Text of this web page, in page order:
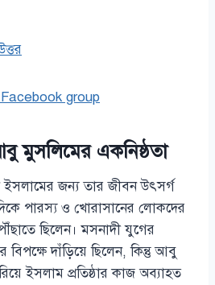
group
মুসলিমের একনিষ্ঠতা
জন্য তার জীবন উৎসর্গ
পারস্য ও খোরাসানের লোকদের
ছিলেন। মসনাদী যুগের
বিপক্ষে দাঁড়িয়ে ছিলেন, কিন্তু আবু
ইসলাম প্রতিষ্ঠার কাজ অব্যাহত